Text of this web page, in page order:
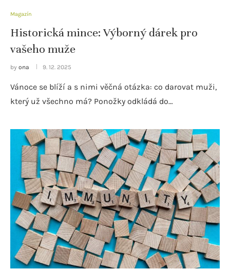
Magazín
Historická mince: Výborný dárek pro
vašeho muže
by ona 9. 12. 2025
Vánoce se blíží a s nimi věčná otázka: co darovat muži,
který už všechno má? Ponožky odkládá do…